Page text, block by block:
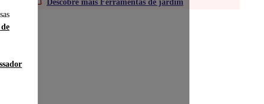
Descobre mais Ferramentas de jardim